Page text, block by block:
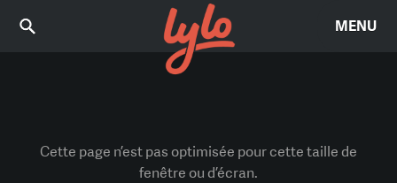
MENU
Cette page n’est pas optimisée pour cette taille de
fenêtre ou d’écran.